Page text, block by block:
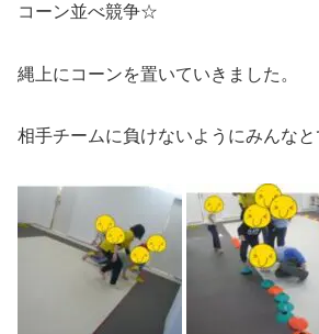
コーン並べ競争☆
縄上にコーンを置いていきました。
相手チームに負けないようにみんなと